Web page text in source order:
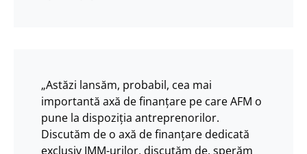
„Astăzi lansăm, probabil, cea mai
importantă axă de finanțare pe care AFM o
pune la dispoziția antreprenorilor.
Discutăm de o axă de finanțare dedicată
exclusiv IMM-urilor, discutăm de, sperăm